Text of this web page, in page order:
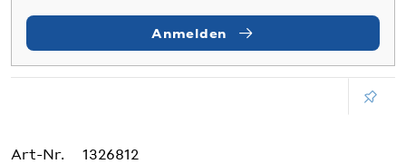
Anmelden
Art-Nr. 1326812